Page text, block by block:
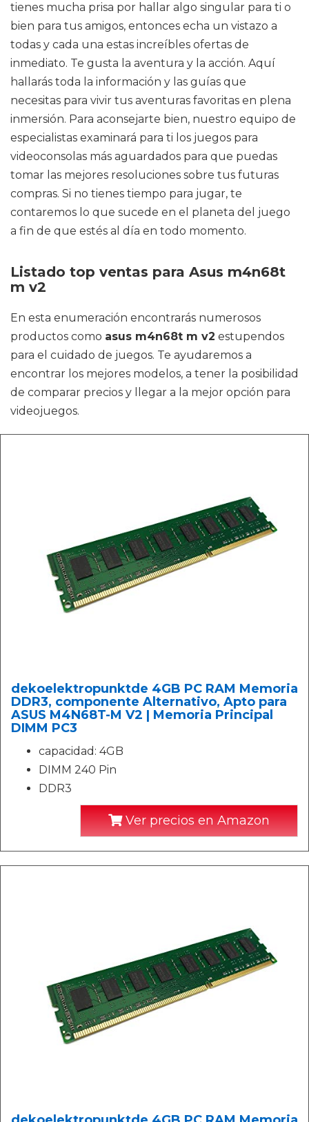
tienes mucha prisa por hallar algo singular para ti o
bien para tus amigos, entonces echa un vistazo a
todas y cada una estas increíbles ofertas de
inmediato. Te gusta la aventura y la acción. Aquí
hallarás toda la información y las guías que
necesitas para vivir tus aventuras favoritas en plena
inmersión. Para aconsejarte bien, nuestro equipo de
especialistas examinará para ti los juegos para
videoconsolas más aguardados para que puedas
tomar las mejores resoluciones sobre tus futuras
compras. Si no tienes tiempo para jugar, te
contaremos lo que sucede en el planeta del juego
a fin de que estés al día en todo momento.
Listado top ventas para Asus m4n68t
m v2
En esta enumeración encontrarás numerosos
productos como asus m4n68t m v2 estupendos
para el cuidado de juegos. Te ayudaremos a
encontrar los mejores modelos, a tener la posibilidad
de comparar precios y llegar a la mejor opción para
videojuegos.
dekoelektropunktde 4GB PC RAM Memoria
DDR3, componente Alternativo, Apto para
ASUS M4N68T-M V2 | Memoria Principal
DIMM PC3
capacidad: 4GB
DIMM 240 Pin
DDR3
Ver precios en Amazon